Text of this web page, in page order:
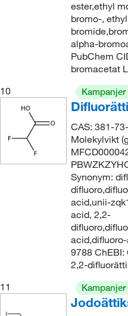
ester,ethyl
bromo-,
alpha-
PubChem
bromacetat
10
CAS: 381-
Molekylvikt
Synonym:
acid,unii-
acid, 2,2-
9788 ChEBI:
2,2-
11